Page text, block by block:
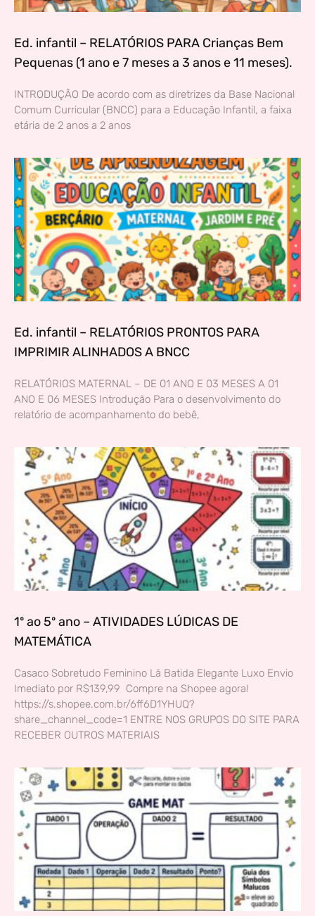
Ed. infantil – RELATÓRIOS PARA Crianças Bem
Pequenas (1 ano e 7 meses a 3 anos e 11 meses).
INTRODUÇÃO De acordo com as diretrizes da Base Nacional
Comum Curricular (BNCC) para a Educação Infantil, a faixa
etária de 2 anos a 2 anos
Ed. infantil – RELATÓRIOS PRONTOS PARA
IMPRIMIR ALINHADOS A BNCC
RELATÓRIOS MATERNAL – DE 01 ANO E 03 MESES A 01
ANO E 06 MESES Introdução Para o desenvolvimento do
relatório de acompanhamento do bebê,
1º ao 5º ano – ATIVIDADES LÚDICAS DE
MATEMÁTICA
Casaco Sobretudo Feminino Lã Batida Elegante Luxo Envio
Imediato por R$139,99 Compre na Shopee agora!
https://s.shopee.com.br/6ff6D1YHUQ?
share_channel_code=1 ENTRE NOS GRUPOS DO SITE PARA
RECEBER OUTROS MATERIAIS